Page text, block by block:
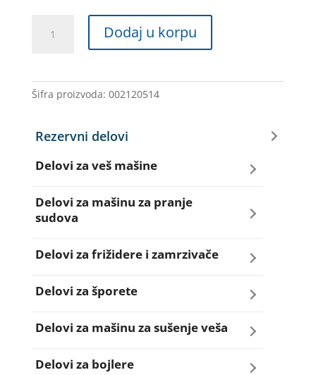
Dodaj u korpu
Šifra proizvoda: 002120514
Rezervni delovi
Delovi za veš mašine
Amortizeri za veš mašinu
Delovi za mašinu za pranje
sudova
Creva za sudo mašine
Dihtunzi za sudo mašine
Elektroventili za sudo mašine
Filteri za sudo mašine
Delovi za frižidere i zamrzivače
Aqua filteri za frižidere
Dihtunzi za frižidere i zamrzivače
Elektronika za frižidere i zamrzivače
Delovi za šporete
Dihtunzi za šporete
Dugmad za šporete
Delovi za mašinu za sušenje veša
Dihtunzi mašine za sušenje veša
Delovi za bojlere